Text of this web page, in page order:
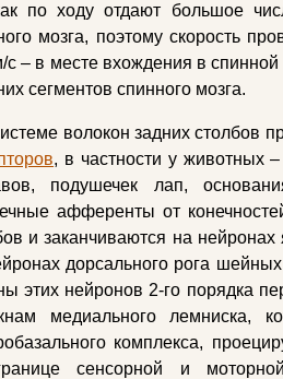
по ходу отдают большое
мозга, поэтому скорость
с – в месте вхождения в
сегментов спинного мозга.
волокон задних столбов
, в частности у животных
подушечек лап,
афференты от
и заканчиваются на нейронах
дорсального рога
этих нейронов 2-го порядка
медиального лемниска,
комплекса,
сенсорной и